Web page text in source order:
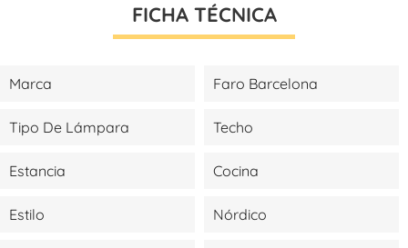
FICHA TÉCNICA
Marca Faro Barcelona
Tipo De Lámpara Techo
Estancia Cocina
Estilo Nórdico